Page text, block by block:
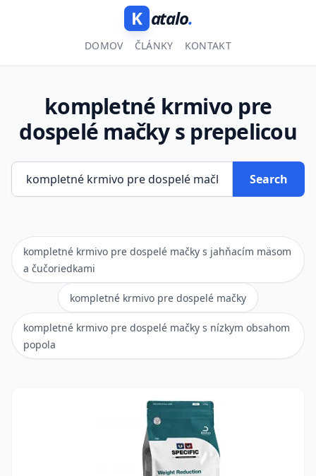
K atalo.
DOMOV ČLÁNKY KONTAKT
kompletné krmivo pre
dospelé mačky s prepelicou
Search
kompletné krmivo pre dospelé mačky s jahňacím mäsom
a čučoriedkami
kompletné krmivo pre dospelé mačky
kompletné krmivo pre dospelé mačky s nízkym obsahom
popola